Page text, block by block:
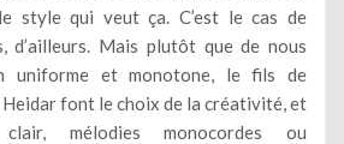
style qui veut ça. C’est le cas de
d’ailleurs. Mais plutôt que de nous
uniforme et monotone, le fils de
font le choix de la créativité, et
mélodies monocordes ou